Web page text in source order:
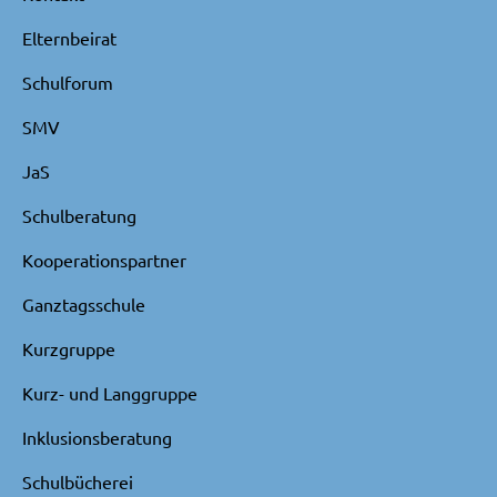
Elternbeirat
Schulforum
SMV
JaS
Schulberatung
Kooperationspartner
Ganztagsschule
Kurzgruppe
Kurz- und Langgruppe
Inklusionsberatung
Schulbücherei